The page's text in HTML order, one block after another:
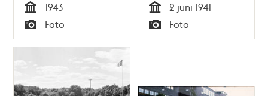
Tid
1943
Typ
Foto Tid
2 juni 1941
Typ
Foto